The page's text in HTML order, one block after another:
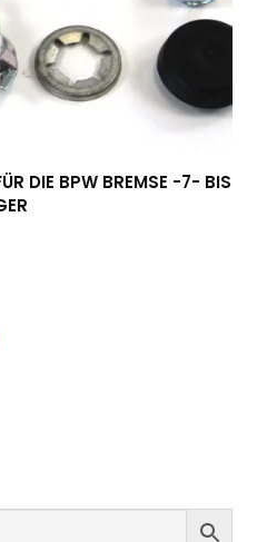
DIE BPW BREMSE -7- BIS